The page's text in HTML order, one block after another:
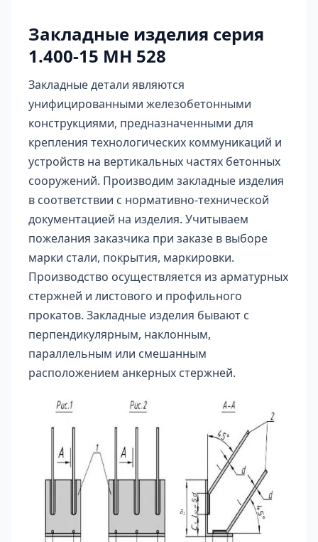
Закладные изделия серия
1.400-15 МН 528
Закладные детали являются
унифицированными железобетонными
конструкциями, предназначенными для
крепления технологических коммуникаций и
устройств на вертикальных частях бетонных
сооружений. Производим закладные изделия
в соответствии с нормативно-технической
документацией на изделия. Учитываем
пожелания заказчика при заказе в выборе
марки стали, покрытия, маркировки.
Производство осуществляется из арматурных
стержней и листового и профильного
прокатов. Закладные изделия бывают с
перпендикулярным, наклонным,
параллельным или смешанным
расположением анкерных стержней.